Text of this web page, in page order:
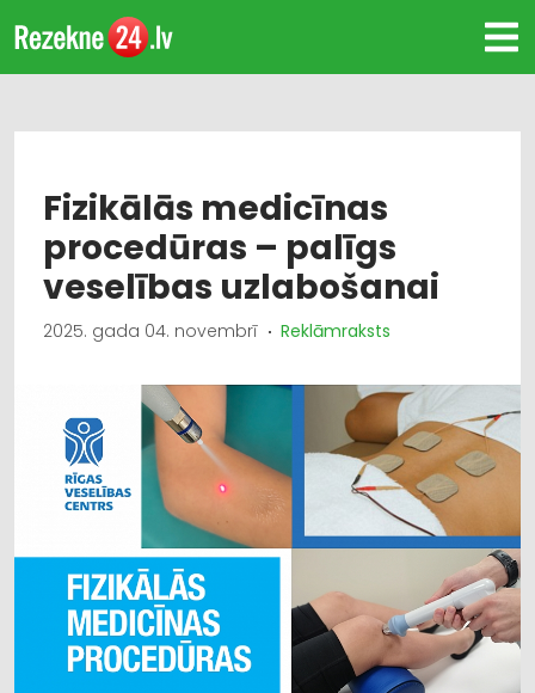
Fizikālās medicīnas
procedūras – palīgs
veselības uzlabošanai
2025. gada 04. novembrī Reklāmraksts